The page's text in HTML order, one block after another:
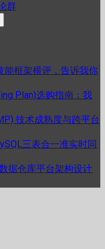
群
能框架横评，告诉我你
Plan)选购指南：我
技术成熟度与跨平台
三表合一准实时同
据仓库平台架构设计